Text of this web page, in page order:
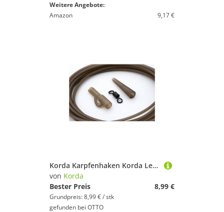
Weitere Angebote:
Amazon
9,17 €
Korda Karpfenhaken Korda Lead Clip Action Pack - 5 Lead Clips + 2m Rig Tube
von Korda
Bester Preis
8,99 €
Grundpreis: 8,99 € / stk
gefunden bei OTTO